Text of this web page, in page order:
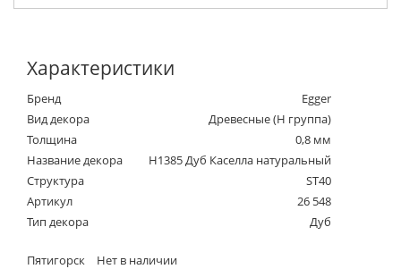
Характеристики
Бренд
Egger
Вид декора
Древесные (Н группа)
Толщина
0,8 мм
Название декора
H1385 Дуб Каселла натуральный
Структура
ST40
Артикул
26 548
Тип декора
Дуб
Пятигорск
Нет в наличии